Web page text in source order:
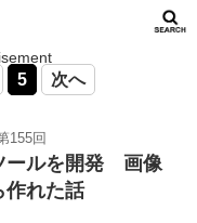
5 次へ
155回
ールを開発 画像
作れた話